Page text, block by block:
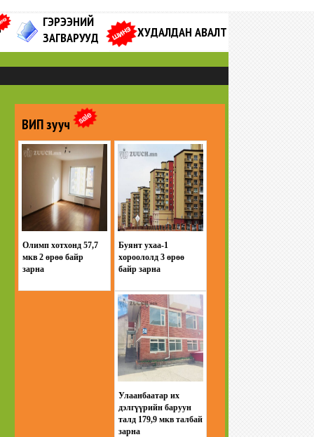
ГЭРЭЭНИЙ
ЗАГВАРУУД
ХУДАЛДАН АВАЛТ
ВИП зууч
Олимп хотхонд 57,7
мкв 2 өрөө байр
зарна
Буянт ухаа-1
хороололд 3 өрөө
байр зарна
Улаанбаатар их
дэлгүүрийн баруун
талд 179,9 мкв талбай
зарна